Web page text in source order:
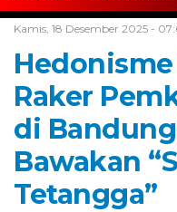
Kamis, 18 Desember 2025 -
Raker
di
Bawakan
Tetangga”